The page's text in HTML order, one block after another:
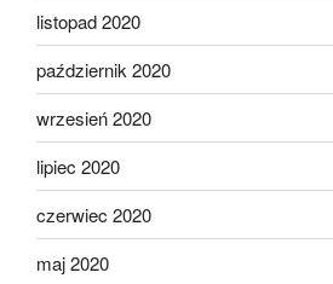
listopad 2020
październik 2020
wrzesień 2020
lipiec 2020
czerwiec 2020
maj 2020